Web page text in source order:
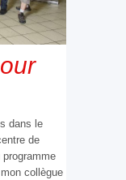
dans le
de
collègue